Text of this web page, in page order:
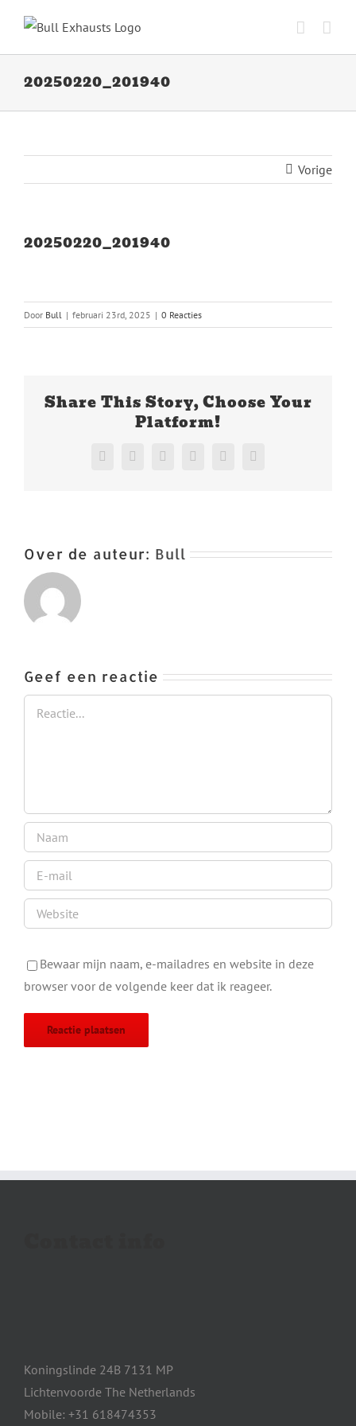
inhoud
20250220_201940
Vorige
20250220_201940
Door Bull | februari 23rd, 2025 | 0 Reacties
Share This Story, Choose Your
Platform!
Facebook
X RedditLinkedInPinterestVk
Over de auteur: Bull
Geef een reactie
Reactie
Bewaar mijn naam, e-mailadres en website in deze
browser voor de volgende keer dat ik reageer.
Koningslinde 24B 7131 MP
Lichtenvoorde The Netherlands
Mobile: +31 618474353